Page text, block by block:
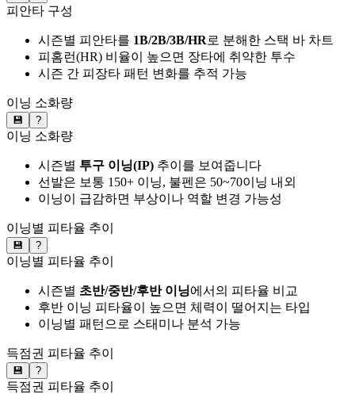
피안타 구성
시즌별 피안타를 1B/2B/3B/HR로 분해한 스택 바 차트
피홈런(HR) 비율이 높으면 장타에 취약한 투수
시즌 간 피장타 패턴 변화를 추적 가능
이닝 소화량
💾 ?
이닝 소화량
시즌별 투구 이닝(IP) 추이를 보여줍니다
선발은 보통 150+ 이닝, 불펜은 50~70이닝 내외
이닝이 급감하면 부상이나 역할 변경 가능성
이닝별 피타율 추이
💾 ?
이닝별 피타율 추이
시즌별 초반/중반/후반 이닝에서의 피타율 비교
후반 이닝 피타율이 높으면 체력이 떨어지는 타입
이닝별 패턴으로 스태미나 분석 가능
득점권 피타율 추이
💾 ?
득점권 피타율 추이